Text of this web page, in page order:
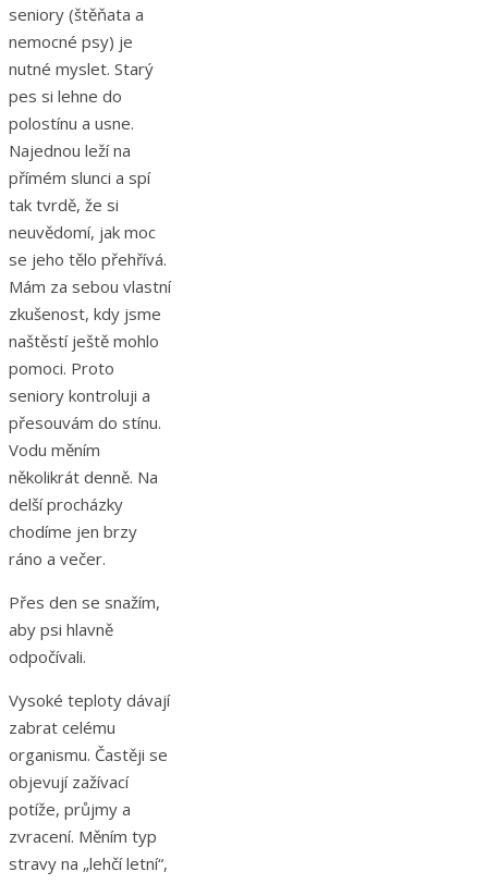
seniory (štěňata a
nemocné psy) je
nutné myslet. Starý
pes si lehne do
polostínu a usne.
Najednou leží na
přímém slunci a spí
tak tvrdě, že si
neuvědomí, jak moc
se jeho tělo přehřívá.
Mám za sebou vlastní
zkušenost, kdy jsme
naštěstí ještě mohlo
pomoci. Proto
seniory kontroluji a
přesouvám do stínu.
Vodu měním
několikrát denně. Na
delší procházky
chodíme jen brzy
ráno a večer.
Přes den se snažím,
aby psi hlavně
odpočívali.
Vysoké teploty dávají
zabrat celému
organismu. Častěji se
objevují zažívací
potíže, průjmy a
zvracení. Měním typ
stravy na „lehčí letní“,